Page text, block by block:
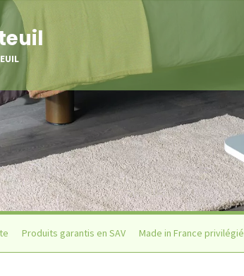
Produits garantis en SAV Made in France privilégié